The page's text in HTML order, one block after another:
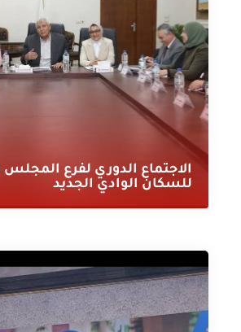
الاجتماع الدوري لفرع المجلس
للسكان الوادي الجديد